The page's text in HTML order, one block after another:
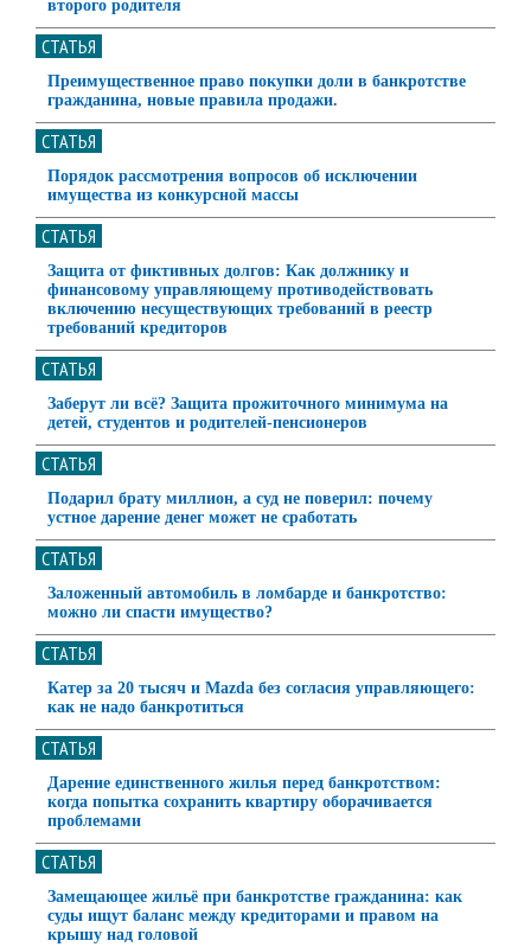
второго родителя
СТАТЬЯ
Преимущественное право покупки доли в банкротстве
гражданина, новые правила продажи.
СТАТЬЯ
Порядок рассмотрения вопросов об исключении
имущества из конкурсной массы
СТАТЬЯ
Защита от фиктивных долгов: Как должнику и
финансовому управляющему противодействовать
включению несуществующих требований в реестр
требований кредиторов
СТАТЬЯ
Заберут ли всё? Защита прожиточного минимума на
детей, студентов и родителей-пенсионеров
СТАТЬЯ
Подарил брату миллион, а суд не поверил: почему
устное дарение денег может не сработать
СТАТЬЯ
Заложенный автомобиль в ломбарде и банкротство:
можно ли спасти имущество?
СТАТЬЯ
Катер за 20 тысяч и Mazda без согласия управляющего:
как не надо банкротиться
СТАТЬЯ
Дарение единственного жилья перед банкротством:
когда попытка сохранить квартиру оборачивается
проблемами
СТАТЬЯ
Замещающее жильё при банкротстве гражданина: как
суды ищут баланс между кредиторами и правом на
крышу над головой